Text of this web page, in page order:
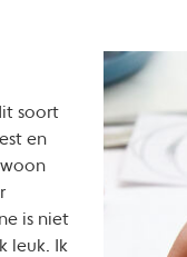
soort
en
is niet
leuk. Ik